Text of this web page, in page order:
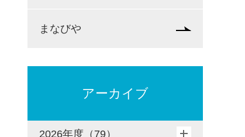
まなびや
アーカイブ
2026年度（79）